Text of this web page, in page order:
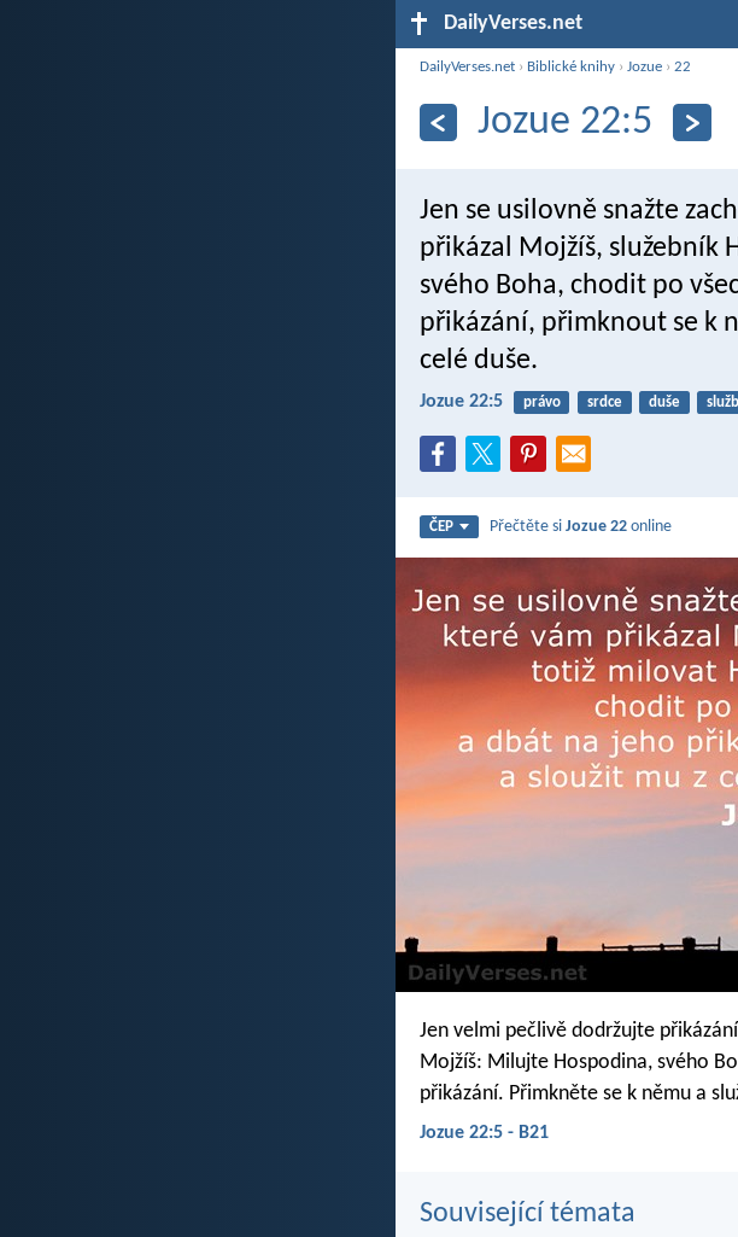
DailyVerses.net
DailyVerses.net › Biblické knihy ›Jozue ›22
Jozue 22:5
Jen se usilovně snažte
přikázal Mojžíš, služebník
svého Boha, chodit po
přikázání, přimknout se k
celé duše.
Jozue 22:5 právo srdce duše
ČEP Přečtěte siJozue 22 online
Jen velmi pečlivě dodržujte
Mojžíš: Milujte Hospodina, svého
přikázání. Přimkněte se k němu a
Jozue 22:5 - B21
Související témata